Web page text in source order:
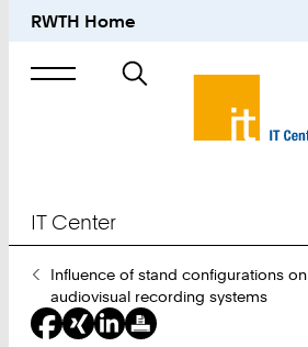
RWTH Home
Suche
nach
IT Center
Sie
sind
hier:
Influence of stand configurations
audiovisual recording systems